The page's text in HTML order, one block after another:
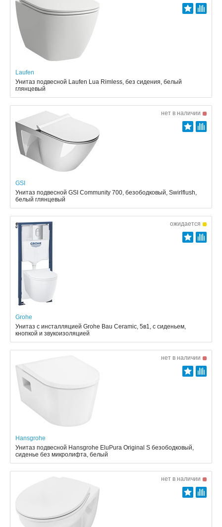
Laufen
Унитаз подвесной Laufen Lua Rimless, без сидения, белый
глянцевый
нет в наличии
GSI
Унитаз подвесной GSI Community 700, безободковый, Swirlflush,
белый глянцевый
ожидается
Grohe
Унитаз с инсталляцией Grohe Bau Ceramic, 5в1, с сиденьем,
кнопкой и звукоизоляцией
нет в наличии
Hansgrohe
Унитаз подвесной Hansgrohe EluPura Original S безободковый,
сиденье без микролифта, белый
нет в наличии